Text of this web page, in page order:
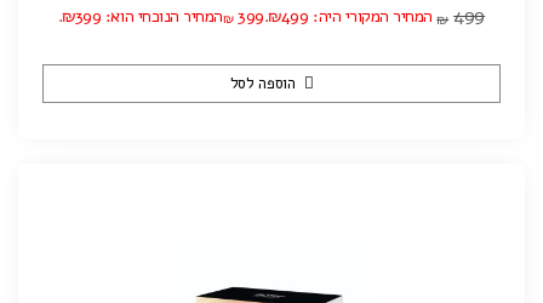
₪ 499 המחיר המקורי היה: ₪499. ₪ 399 המחיר הנוכחי הוא: ₪399.
הוספה לסל